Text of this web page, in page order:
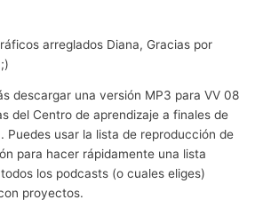
arreglados Diana, Gracias por
descargar una versión MP3 para VV 08
del Centro de aprendizaje a finales de
Puedes usar la lista de reproducción de
para hacer rápidamente una lista
los podcasts (o cuales eliges)
proyectos.